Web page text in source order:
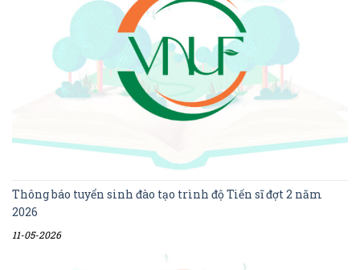
Thông báo tuyển sinh đào tạo trình độ Tiến sĩ đợt 2 năm
2026
11-05-2026